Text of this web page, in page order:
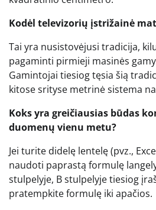
Kodėl televizorių įstrižainė
Tai yra nusistovėjusi tradicija,
pagaminti pirmieji masinės
Gamintojai tiesiog tęsia šią
kitose srityse metrinė sistema
Koks yra greičiausias būdas
duomenų vienu metu?
Jei turite didelę lentelę (pvz.,
naudoti paprastą formulę
stulpelyje, B stulpelyje tiesiog
pratempkite formulę iki apačios.